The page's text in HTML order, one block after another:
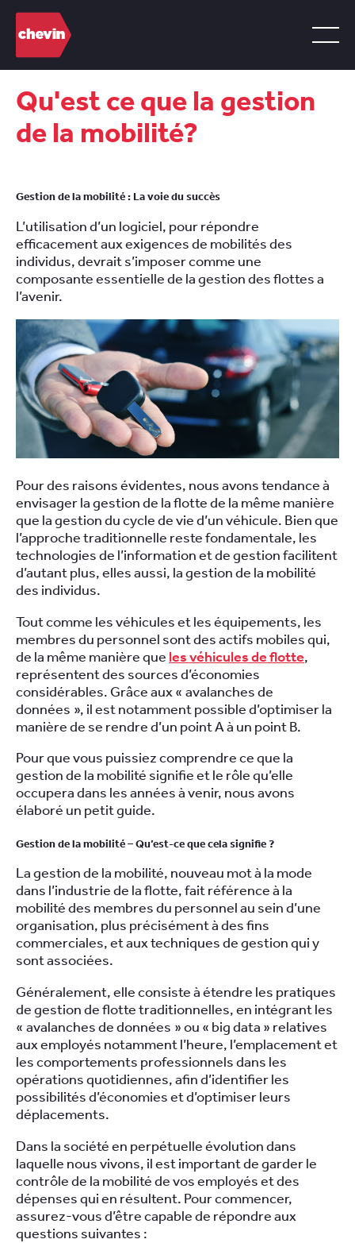
Qu'est ce que la gestion
de la mobilité?
Gestion de la mobilité : La voie du succès
L’utilisation d’un logiciel, pour répondre
efficacement aux exigences de mobilités des
individus, devrait s’imposer comme une
composante essentielle de la gestion des flottes a
l’avenir.
Pour des raisons évidentes, nous avons tendance à
envisager la gestion de la flotte de la même manière
que la gestion du cycle de vie d’un véhicule. Bien que
l’approche traditionnelle reste fondamentale, les
technologies de l’information et de gestion facilitent
d’autant plus, elles aussi, la gestion de la mobilité
des individus.
Tout comme les véhicules et les équipements, les
membres du personnel sont des actifs mobiles qui,
de la même manière que les véhicules de flotte,
représentent des sources d’économies
considérables. Grâce aux « avalanches de
données », il est notamment possible d’optimiser la
manière de se rendre d’un point A à un point B.
Pour que vous puissiez comprendre ce que la
gestion de la mobilité signifie et le rôle qu’elle
occupera dans les années à venir, nous avons
élaboré un petit guide.
Gestion de la mobilité – Qu’est-ce que cela signifie ?
La gestion de la mobilité, nouveau mot à la mode
dans l’industrie de la flotte, fait référence à la
mobilité des membres du personnel au sein d’une
organisation, plus précisément à des fins
commerciales, et aux techniques de gestion qui y
sont associées.
Généralement, elle consiste à étendre les pratiques
de gestion de flotte traditionnelles, en intégrant les
« avalanches de données » ou « big data » relatives
aux employés notamment l’heure, l’emplacement et
les comportements professionnels dans les
opérations quotidiennes, afin d’identifier les
possibilités d’économies et d’optimiser leurs
déplacements.
Dans la société en perpétuelle évolution dans
laquelle nous vivons, il est important de garder le
contrôle de la mobilité de vos employés et des
dépenses qui en résultent. Pour commencer,
assurez-vous d’être capable de répondre aux
questions suivantes :